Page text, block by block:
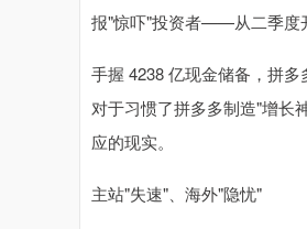
报"惊吓"投资者——从二季度
手握 4238 亿现金储备，拼
对于习惯了拼多多制造"增长
应的现实。
主站"失速"、海外"隐忧"